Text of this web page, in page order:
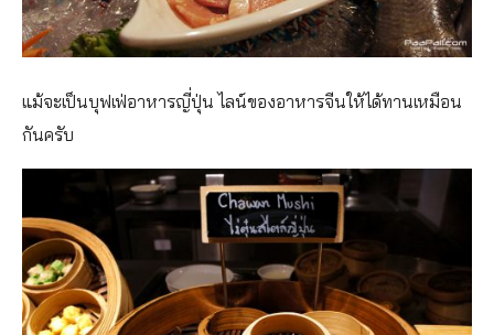
แม้จะเป็นบุฟเฟ่อาหารญี่ปุ่น ไลน์ของอาหารจีนให้ได้ทานเหมือน
กันครับ